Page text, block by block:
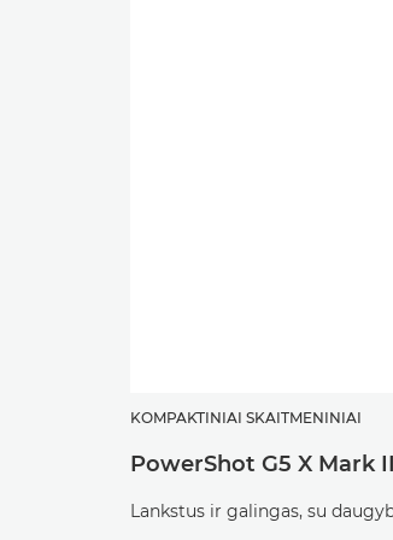
KOMPAKTINIAI SKAITMENINIAI
PowerShot G5 X Mark II
Lankstus ir galingas, su